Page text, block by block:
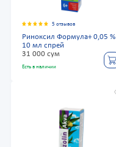
5 отзывов
Риноксил Формула+ 0,05 %
10 мл спрей
31 000 сум
Есть в наличии